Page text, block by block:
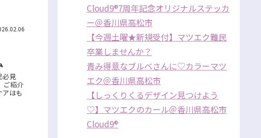
必見
ご紹介
はも
Cloud9®7周年記念オリジナルステッカ
ー＠香川県高松市
【今週土曜★新規受付】マツエク難民
卒業しませんか？
青み得意なブルベさんに♡カラーマツ
エク＠香川県高松市
【しっくりくるデザイン見つけよう
♡】マツエクのカール＠香川県高松市
Cloud9®